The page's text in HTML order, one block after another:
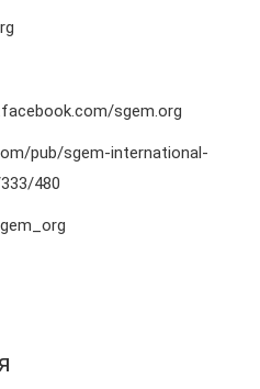
sgem.org
pub/sgem-international-
480